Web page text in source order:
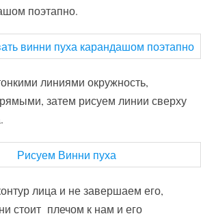
поэтапно.
линиями окружность,
затем рисуем линии сверху
лица и не завершаем его,
стоит плечом к нам и его